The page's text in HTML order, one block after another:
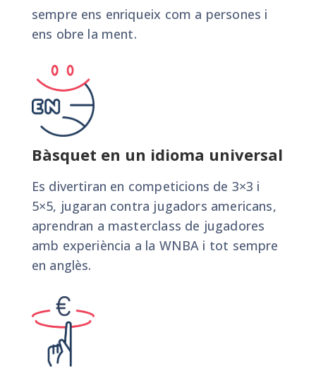
sempre ens enriqueix com a persones i
ens obre la ment.
Bàsquet en un idioma universal
Es divertiran en competicions de 3×3 i
5×5, jugaran contra jugadors americans,
aprendran a masterclass de jugadores
amb experiència a la WNBA i tot sempre
en anglès.